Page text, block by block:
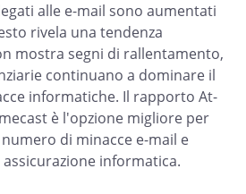
alle e-mail sono aumentati
rivela una tendenza
mostra segni di rallentamento,
continuano a dominare il
informatiche. Il rapporto At-
è l'opzione migliore per
di minacce e-mail e
informatica.